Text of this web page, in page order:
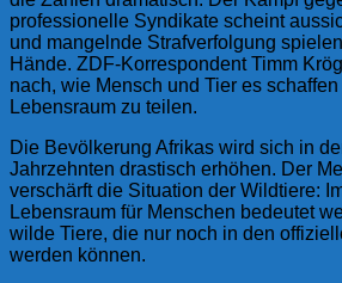
professionelle Syndikate scheint
und mangelnde Strafverfolgung
Hände. ZDF-Korrespondent Timm
nach, wie Mensch und Tier es
Lebensraum zu teilen.
Die Bevölkerung Afrikas wird sich in
Jahrzehnten drastisch erhöhen. Der
verschärft die Situation der Wildtiere:
Lebensraum für Menschen bedeutet
wilde Tiere, die nur noch in den
werden können.